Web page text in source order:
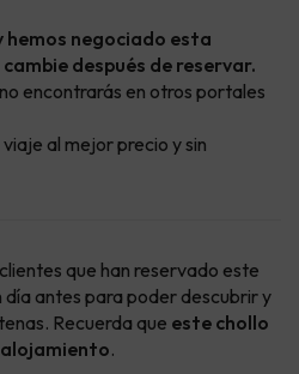
hemos negociado esta
después de reservar.
encontrarás en otros portales
al mejor precio y sin
que han reservado este
día antes para poder descubrir y
Recuerda que este chollo
alojamiento.